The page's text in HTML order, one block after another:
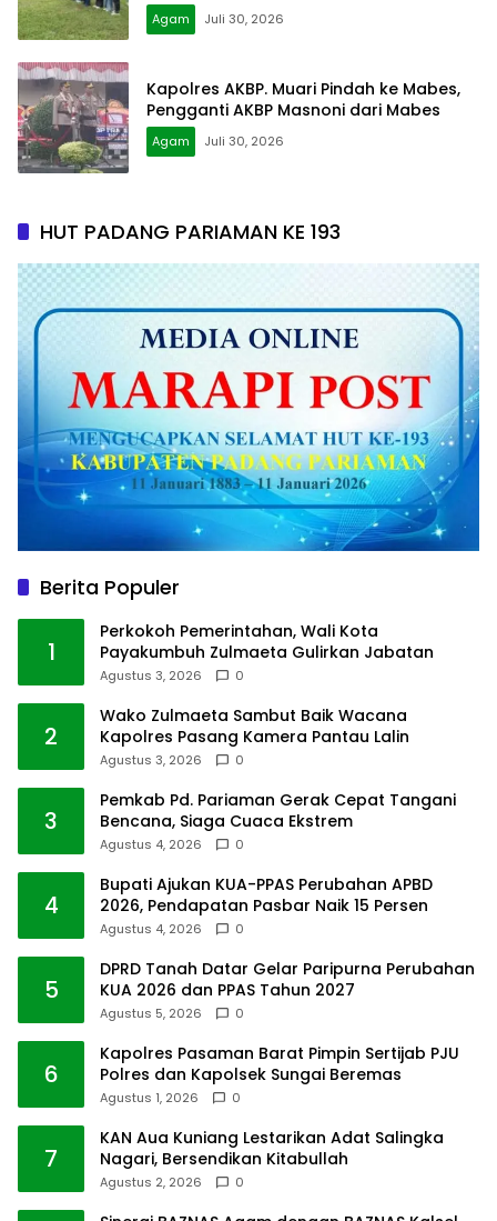
Agam Juli 30, 2026
Kapolres AKBP. Muari Pindah ke Mabes,
Pengganti AKBP Masnoni dari Mabes
Agam Juli 30, 2026
HUT PADANG PARIAMAN KE 193
Berita Populer
1
Perkokoh Pemerintahan, Wali Kota
Payakumbuh Zulmaeta Gulirkan Jabatan
Agustus 3, 2026 0
2
Wako Zulmaeta Sambut Baik Wacana
Kapolres Pasang Kamera Pantau Lalin
Agustus 3, 2026 0
3
Pemkab Pd. Pariaman Gerak Cepat Tangani
Bencana, Siaga Cuaca Ekstrem
Agustus 4, 2026 0
4
Bupati Ajukan KUA-PPAS Perubahan APBD
2026, Pendapatan Pasbar Naik 15 Persen
Agustus 4, 2026 0
5
DPRD Tanah Datar Gelar Paripurna Perubahan
KUA 2026 dan PPAS Tahun 2027
Agustus 5, 2026 0
6
Kapolres Pasaman Barat Pimpin Sertijab PJU
Polres dan Kapolsek Sungai Beremas
Agustus 1, 2026 0
7
KAN Aua Kuniang Lestarikan Adat Salingka
Nagari, Bersendikan Kitabullah
Agustus 2, 2026 0